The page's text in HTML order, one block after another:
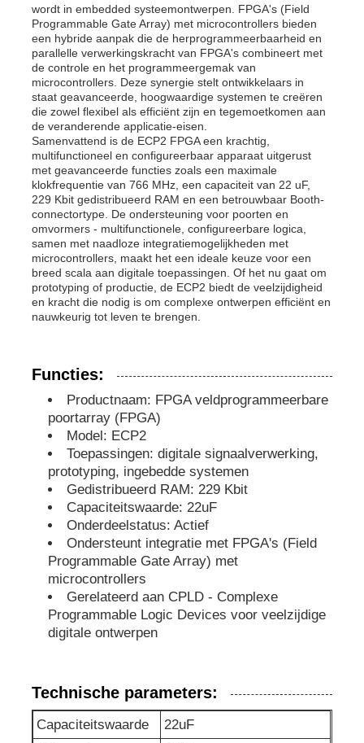
MCU-Microcontroller Eenheid
SOC-systeem op chip
MPU IC
CPLD PLD
Infrarood thermische detector
De Spaander van DSP IC
eeprom spaander
PSRAM-chip
SRAM-chip
NOR Flash
EPROM-IC
ADC DAC
wordt in embedded systeemontwerpen. FPGA's (Field
Programmable Gate Array) met microcontrollers bieden
een hybride aanpak die de herprogrammeerbaarheid en
parallelle verwerkingskracht van FPGA's combineert met
de controle en het programmeergemak van
microcontrollers. Deze synergie stelt ontwikkelaars in
staat geavanceerde, hoogwaardige systemen te creëren
die zowel flexibel als efficiënt zijn en tegemoetkomen aan
de veranderende applicatie-eisen.
Samenvattend is de ECP2 FPGA een krachtig,
multifunctioneel en configureerbaar apparaat uitgerust
met geavanceerde functies zoals een maximale
klokfrequentie van 766 MHz, een capaciteit van 22 uF,
229 Kbit gedistribueerd RAM en een betrouwbaar Booth-
connectortype. De ondersteuning voor poorten en
omvormers - multifunctionele, configureerbare logica,
samen met naadloze integratiemogelijkheden met
microcontrollers, maakt het een ideale keuze voor een
breed scala aan digitale toepassingen. Of het nu gaat om
prototyping of productie, de ECP2 biedt de veelzijdigheid
en kracht die nodig is om complexe ontwerpen efficiënt en
nauwkeurig tot leven te brengen.
Functies:
Productnaam: FPGA veldprogrammeerbare
poortarray (FPGA)
Model: ECP2
Toepassingen: digitale signaalverwerking,
prototyping, ingebedde systemen
Gedistribueerd RAM: 229 Kbit
Capaciteitswaarde: 22uF
Onderdeelstatus: Actief
Ondersteunt integratie met FPGA's (Field
Programmable Gate Array) met
microcontrollers
Gerelateerd aan CPLD - Complexe
Programmable Logic Devices voor veelzijdige
digitale ontwerpen
Technische parameters:
Capaciteitswaarde
22uF